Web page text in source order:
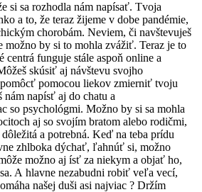
si sa rozhodla nám napísať. Tvoja
a to, že teraz žijeme v dobe pandémie,
chorobám. Neviem, či navštevuješ
možno by si to mohla zvážiť. Teraz je to
centrá funguje stále aspoň online a
skúsiť aj návštevu svojho
pomocou liekov zmierniť tvoju
napísť aj do chatu a
so psychológmi. Možno by si sa mohla
aj so svojím bratom alebo rodičmi,
a potrebná. Keď na teba prídu
zhlboka dýchať, ľahnúť si, možno
možno aj ísť za niekym a objať ho,
A hlavne nezabudni robiť veľa vecí,
našej duši asi najviac ? Držím